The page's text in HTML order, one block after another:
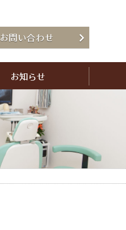
お問い合わせ
お知らせ